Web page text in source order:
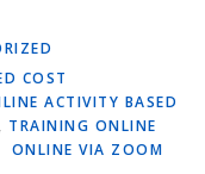
COST
ACTIVITY BASED
, TRAINING ONLINE
ONLINE VIA ZOOM